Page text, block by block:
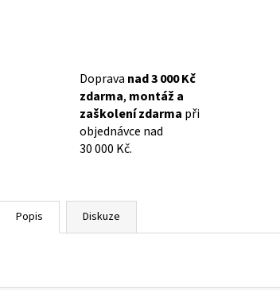
Doprava nad 3 000 Kč
zdarma, montáž a
zaškolení zdarma při
objednávce nad
30 000 Kč.
Popis Diskuze